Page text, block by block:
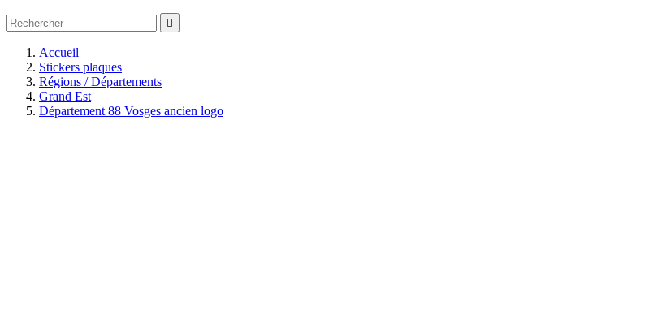

Accueil
Stickers plaques
Régions / Départements
Grand Est
Département 88 Vosges ancien logo